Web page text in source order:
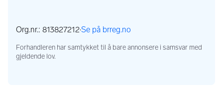
Org.nr.: 813827212·Se på brreg.no
,
Forhandleren har samtykket til å bare annonsere i samsvar med
gjeldende lov.